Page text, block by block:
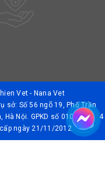
Vet - Nana Vet
sở: Số 56 ngõ 19, Phố Trần
Hà Nội. GPKD số 0106042874
ngày 21/11/2012.